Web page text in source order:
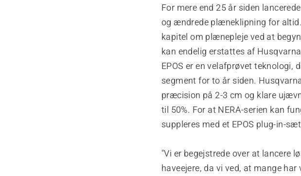
For mere end 25 år siden
og ændrede plæneklipning for
kapitel om plænepleje ved at
kan endelig erstattes af
EPOS er en velafprøvet teknologi,
segment for to år siden.
præcision på 2-3 cm og klare
til 50%. For at NERA-serien kan
suppleres med et EPOS plug-in-
"Vi er begejstrede over at lancere
haveejere, da vi ved, at mange